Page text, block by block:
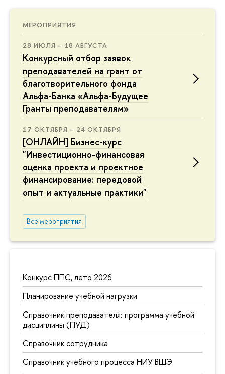
МЕРОПРИЯТИЯ
28 ИЮЛЯ – 18 АВГУСТА
Конкурсный отбор заявок
преподавателей на грант от
благотворительного фонда
Альфа-Банка «Альфа-Будущее
Гранты преподавателям»
17 ОКТЯБРЯ – 24 ОКТЯБРЯ
[ОНЛАЙН] Бизнес-курс
"Инвестиционно-финансовая
оценка проекта и проектное
финансирование: передовой
опыт и актуальные практики"
Все мероприятия
Конкурс ППС, лето 2026
Планирование учебной нагрузки
Справочник преподавателя: программа учебной
дисциплины (ПУД)
Справочник сотрудника
Справочник учебного процесса НИУ ВШЭ